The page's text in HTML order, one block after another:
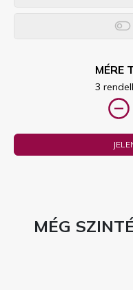
MÉRE
3
MÉG